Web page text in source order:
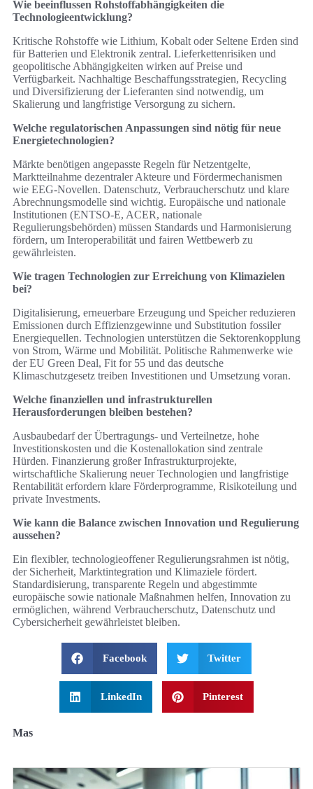
Wie beeinflussen Rohstoffabhängigkeiten die
Technologieentwicklung?
Kritische Rohstoffe wie Lithium, Kobalt oder Seltene Erden sind
für Batterien und Elektronik zentral. Lieferkettenrisiken und
geopolitische Abhängigkeiten wirken auf Preise und
Verfügbarkeit. Nachhaltige Beschaffungsstrategien, Recycling
und Diversifizierung der Lieferanten sind notwendig, um
Skalierung und langfristige Versorgung zu sichern.
Welche regulatorischen Anpassungen sind nötig für neue
Energietechnologien?
Märkte benötigen angepasste Regeln für Netzentgelte,
Marktteilnahme dezentraler Akteure und Fördermechanismen
wie EEG-Novellen. Datenschutz, Verbraucherschutz und klare
Abrechnungsmodelle sind wichtig. Europäische und nationale
Institutionen (ENTSO-E, ACER, nationale
Regulierungsbehörden) müssen Standards und Harmonisierung
fördern, um Interoperabilität und fairen Wettbewerb zu
gewährleisten.
Wie tragen Technologien zur Erreichung von Klimazielen
bei?
Digitalisierung, erneuerbare Erzeugung und Speicher reduzieren
Emissionen durch Effizienzgewinne und Substitution fossiler
Energiequellen. Technologien unterstützen die Sektorenkopplung
von Strom, Wärme und Mobilität. Politische Rahmenwerke wie
der EU Green Deal, Fit for 55 und das deutsche
Klimaschutzgesetz treiben Investitionen und Umsetzung voran.
Welche finanziellen und infrastrukturellen
Herausforderungen bleiben bestehen?
Ausbaubedarf der Übertragungs- und Verteilnetze, hohe
Investitionskosten und die Kostenallokation sind zentrale
Hürden. Finanzierung großer Infrastrukturprojekte,
wirtschaftliche Skalierung neuer Technologien und langfristige
Rentabilität erfordern klare Förderprogramme, Risikoteilung und
private Investments.
Wie kann die Balance zwischen Innovation und Regulierung
aussehen?
Ein flexibler, technologieoffener Regulierungsrahmen ist nötig,
der Sicherheit, Marktintegration und Klimaziele fördert.
Standardisierung, transparente Regeln und abgestimmte
europäische sowie nationale Maßnahmen helfen, Innovation zu
ermöglichen, während Verbraucherschutz, Datenschutz und
Cybersicherheit gewährleistet bleiben.
Facebook Twitter
LinkedIn Pinterest
Mas